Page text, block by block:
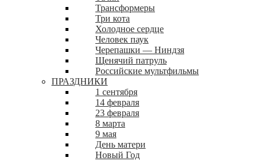
Трансформеры
Три кота
Холодное сердце
Человек паук
Черепашки — Ниндзя
Щенячий патруль
Российские мультфильмы
ПРАЗДНИКИ
1 сентября
14 февраля
23 февраля
8 марта
9 мая
День матери
Новый Год